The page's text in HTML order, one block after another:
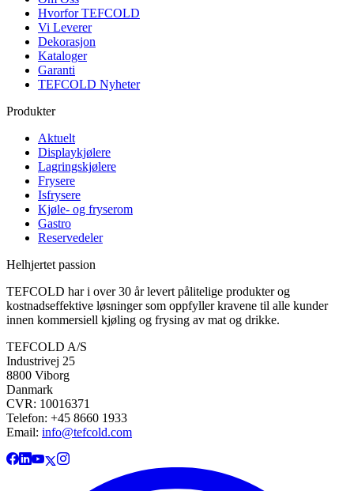
Hvorfor TEFCOLD
Vi Leverer
Dekorasjon
Kataloger
Garanti
TEFCOLD Nyheter
Produkter
Aktuelt
Displaykjølere
Lagringskjølere
Frysere
Isfrysere
Kjøle- og fryserom
Gastro
Reservedeler
Helhjertet passion
TEFCOLD har i over 30 år levert pålitelige produkter og
kostnadseffektive løsninger som oppfyller kravene til alle kunder
innen kommersiell kjøling og frysing av mat og drikke.
TEFCOLD A/S
Industrivej 25
8800 Viborg
Danmark
CVR: 10016371
Telefon: +45 8660 1933
Email: info@tefcold.com